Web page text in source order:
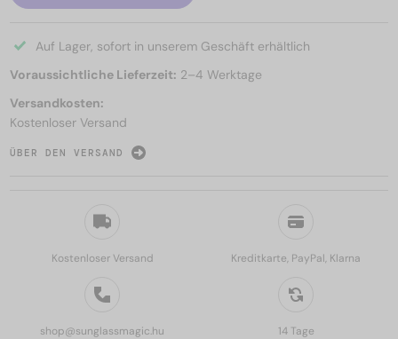
Kostenloser Versand Kreditkarte, PayPal, Klarna
shop@sunglassmagic.hu
14 Tage
Auf Lager, sofort in unserem Geschäft erhältlich
Voraussichtliche Lieferzeit: 2–4 Werktage
Versandkosten:
Kostenloser Versand
ÜBER DEN VERSAND